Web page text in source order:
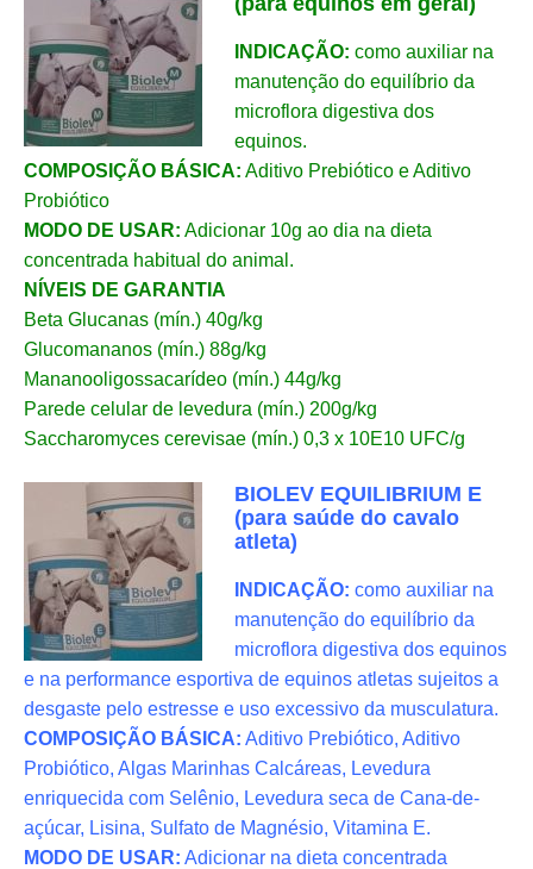
INDICAÇÃO: como auxiliar na
manutenção do equilíbrio da
microflora digestiva dos
equinos.
COMPOSIÇÃO BÁSICA: Aditivo Prebiótico e Aditivo
Probiótico
MODO DE USAR: Adicionar 10g ao dia na dieta
concentrada habitual do animal.
NÍVEIS DE GARANTIA
Beta Glucanas (mín.) 40g/kg
Glucomananos (mín.) 88g/kg
Mananooligossacarídeo (mín.) 44g/kg
Parede celular de levedura (mín.) 200g/kg
Saccharomyces cerevisae (mín.) 0,3 x 10E10 UFC/g
BIOLEV EQUILIBRIUM E
(para saúde do cavalo
atleta)
INDICAÇÃO: como auxiliar na
manutenção do equilíbrio da
microflora digestiva dos equinos
e na performance esportiva de equinos atletas sujeitos a
desgaste pelo estresse e uso excessivo da musculatura.
COMPOSIÇÃO BÁSICA: Aditivo Prebiótico, Aditivo
Probiótico, Algas Marinhas Calcáreas, Levedura
enriquecida com Selênio, Levedura seca de Cana-de-
açúcar, Lisina, Sulfato de Magnésio, Vitamina E.
MODO DE USAR: Adicionar na dieta concentrada